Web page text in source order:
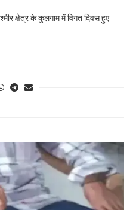
क्षेत्र के कुलगाम में विगत दिवस हुए